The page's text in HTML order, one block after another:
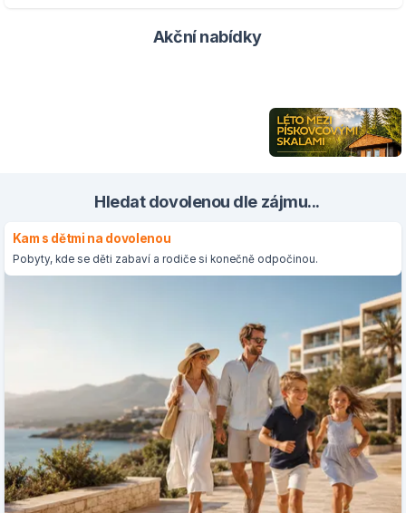
Akční nabídky
Hledat dovolenou dle zájmu...
Kam s dětmi na dovolenou
Pobyty, kde se děti zabaví a rodiče si konečně odpočinou.